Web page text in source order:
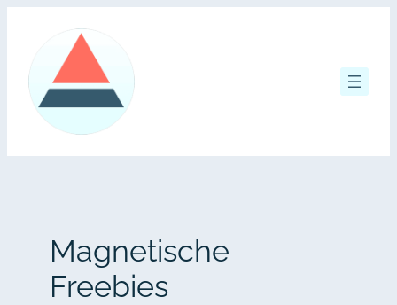
springen
Magnetische
Freebies